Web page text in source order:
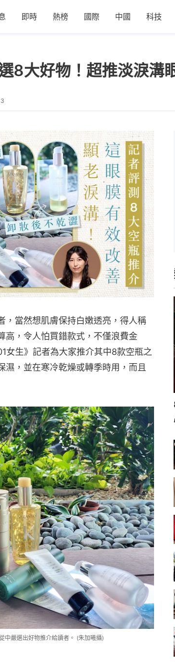
即時 熱榜 國際 中國 科技
8大好物！超推淡淚溝
，當然想肌膚保持白嫩透亮，得人稱
高，令人怕買錯款式，不僅浪費金
女生》記者為大家推介其中8款空瓶之
，並在寒冷乾燥或轉季時用，而且
中嚴選出好物推介給讀者。 (朱加曦攝)